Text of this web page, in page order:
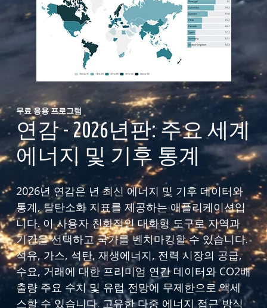
무료 응용 프로그램
연감 - 2026년판: 주요 세계
에너지 및 기후 통계
2026년 연감은 년 최신 에너지 및 기후 데이터와
통계, 탈탄소화 지표를 제공하는 애플리케이션입
니다. 이 사용자 친화적인 대화형 도구로 지역과
기간을 선택하고 국가를 벤치마킹할 수 있습니다.
석유, 가스, 석탄, 재생에너지, 전력 시장의 공급,
수요, 거래에 대한 프리미엄 연간 데이터와 CO2배
출량 주요 수치 및 유럽 전망에 무제한으로 액세
스할 수 있습니다. 고유한 다중 에너지 접근 방식